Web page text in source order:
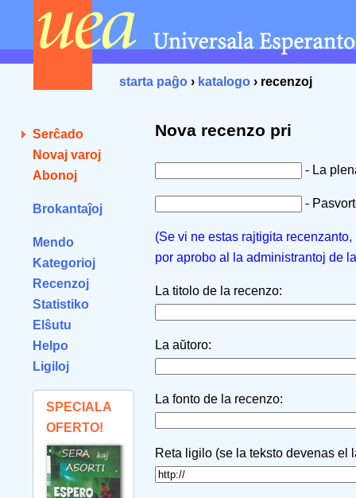
starta paĝo › katalogo › recenzoj
Serĉado
Novaj varoj
Abonoj
Brokantaĵoj
Mendo
Kategorioj
Recenzoj
Statistiko
Elŝutu
Helpo
Ligiloj
SPECIALA
OFERTO!
Nova recenzo pri
- La
-
(Se vi ne estas rajtigita
por aprobo al la administrantoj de
La titolo de la recenzo:
La aŭtoro:
La fonto de la recenzo:
Reta ligilo (se la teksto devenas el